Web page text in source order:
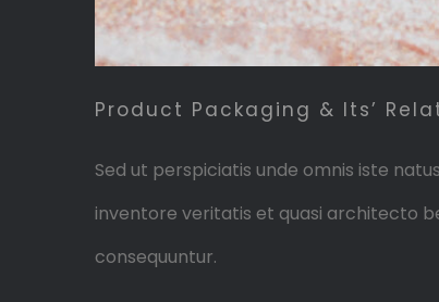
Product Packaging & Its’
Sed ut perspiciatis unde omnis iste
inventore veritatis et quasi architecto
consequuntur.